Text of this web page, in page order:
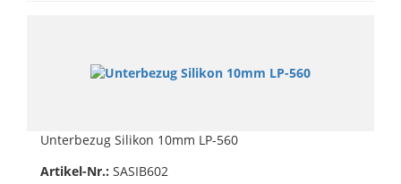
Unterbezug Silikon 10mm LP-560
Artikel-Nr.: SASIB602